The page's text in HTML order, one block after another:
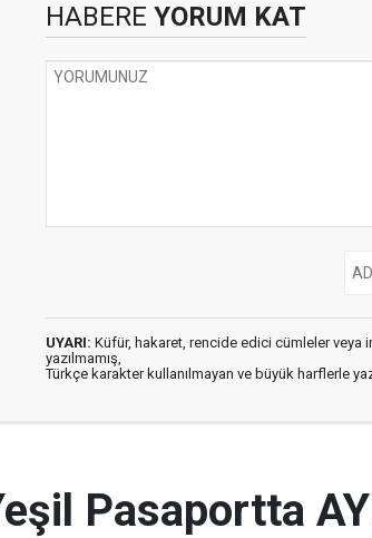
HABERE YORUM KAT
UYARI: Küfür, hakaret, rencide edici cümleler veya
yazılmamış,
Türkçe karakter kullanılmayan ve büyük harflerle
Pasaportta